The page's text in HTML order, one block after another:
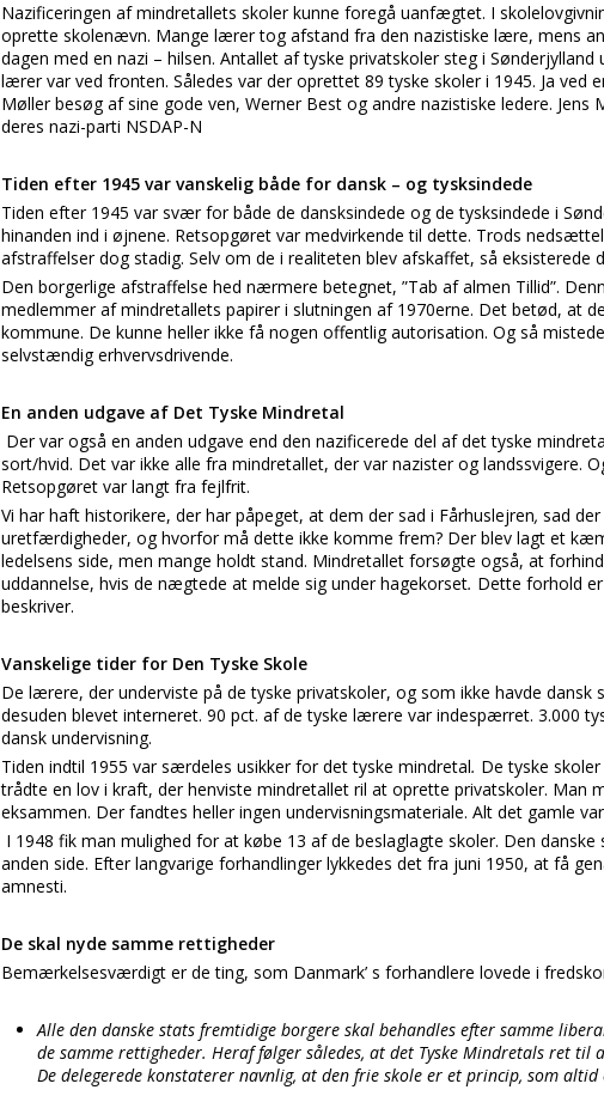
Nazificeringen af mindretallets skoler kunne foregå uanfægtet. I
oprette skolenævn. Mange lærer tog afstand fra den nazistiske lære, mens
dagen med en nazi – hilsen. Antallet af tyske privatskoler steg i
lærer var ved fronten. Således var der oprettet 89 tyske skoler i 1945. Ja ved
Møller besøg af sine gode ven, Werner Best og andre nazistiske ledere.
deres nazi-parti NSDAP-N
Tiden efter 1945 var vanskelig både for dansk – og tysksindede
Tiden efter 1945 var svær for både de dansksindede og de tysksindede i
hinanden ind i øjnene. Retsopgøret var medvirkende til dette. Trods
afstraffelser dog stadig. Selv om de i realiteten blev afskaffet, så eksisterede
Den borgerlige afstraffelse hed nærmere betegnet, ”Tab af almen Tillid”.
medlemmer af mindretallets papirer i slutningen af 1970erne. Det betød, at
kommune. De kunne heller ikke få nogen offentlig autorisation. Og så
selvstændig erhvervsdrivende.
En anden udgave af Det Tyske Mindretal
Der var også en anden udgave end den nazificerede del af det tyske
sort/hvid. Det var ikke alle fra mindretallet, der var nazister og landssvigere.
Retsopgøret var langt fra fejlfrit.
Vi har haft historikere, der har påpeget, at dem der sad i Fårhuslejren, sad
uretfærdigheder, og hvorfor må dette ikke komme frem? Der blev lagt et
ledelsens side, men mange holdt stand. Mindretallet forsøgte også, at
uddannelse, hvis de nægtede at melde sig under hagekorset. Dette forhold
beskriver.
Vanskelige tider for Den Tyske Skole
De lærere, der underviste på de tyske privatskoler, og som ikke havde dansk
desuden blevet interneret. 90 pct. af de tyske lærere var indespærret. 3.000
dansk undervisning.
Tiden indtil 1955 var særdeles usikker for det tyske mindretal. De tyske
trådte en lov i kraft, der henviste mindretallet ril at oprette privatskoler. Man
eksammen. Der fandtes heller ingen undervisningsmateriale. Alt det gamle
I 1948 fik man mulighed for at købe 13 af de beslaglagte skoler. Den
anden side. Efter langvarige forhandlinger lykkedes det fra juni 1950, at få
amnesti.
De skal nyde samme rettigheder
Bemærkelsesværdigt er de ting, som Danmark’ s forhandlere lovede i
Alle den danske stats fremtidige borgere skal behandles efter samme
de samme rettigheder. Heraf følger således, at det Tyske Mindretals ret til
De delegerede konstaterer navnlig, at den frie skole er et princip, som